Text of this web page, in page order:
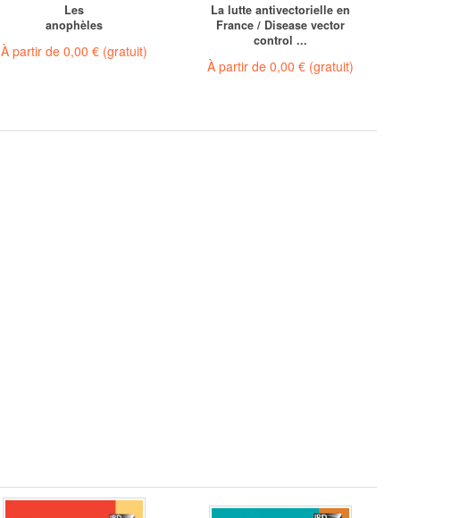
Les
anophèles
À partir de 0,00 € (gratuit)
La lutte antivectorielle en
France / Disease vector
control ...
À partir de 0,00 € (gratuit)